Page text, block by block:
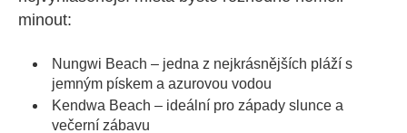
minout:
Nungwi Beach – jedna z nejkrásnějších pláží s
jemným pískem a azurovou vodou
Kendwa Beach – ideální pro západy slunce a
večerní zábavu